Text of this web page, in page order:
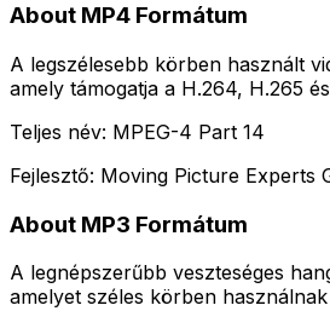
About MP4 Formátum
A legszélesebb körben használt
amely támogatja a H.264, H.265
Teljes név: MPEG-4 Part 14
Fejlesztő: Moving Picture Experts
About MP3 Formátum
A legnépszerűbb veszteséges
amelyet széles körben